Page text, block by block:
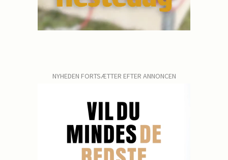
NYHEDEN FORTSÆTTER EFTER ANNONCEN